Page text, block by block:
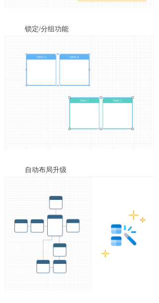
锁定/分组功能
自动布局升级